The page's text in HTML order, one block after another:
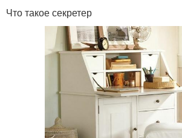
Что такое секретер